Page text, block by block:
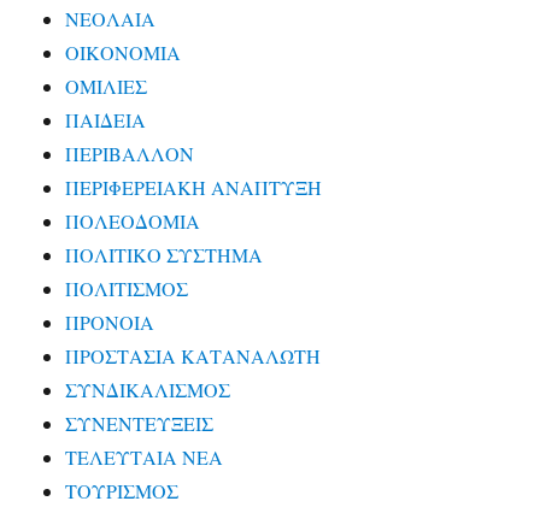
ΝΕΟΛΑΙΑ
ΟΙΚΟΝΟΜΙΑ
ΟΜΙΛΙΕΣ
ΠΑΙΔΕΙΑ
ΠΕΡΙΒΑΛΛΟΝ
ΠΕΡΙΦΕΡΕΙΑΚΗ ΑΝΑΠΤΥΞΗ
ΠΟΛΕΟΔΟΜΙΑ
ΠΟΛΙΤΙΚΟ ΣΥΣΤΗΜΑ
ΠΟΛΙΤΙΣΜΟΣ
ΠΡΟΝΟΙΑ
ΠΡΟΣΤΑΣΙΑ ΚΑΤΑΝΑΛΩΤΗ
ΣΥΝΔΙΚΑΛΙΣΜΟΣ
ΣΥΝΕΝΤΕΥΞΕΙΣ
ΤΕΛΕΥΤΑΙΑ ΝΕΑ
ΤΟΥΡΙΣΜΟΣ